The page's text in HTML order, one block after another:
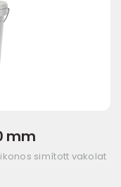
mm
simított vakolat